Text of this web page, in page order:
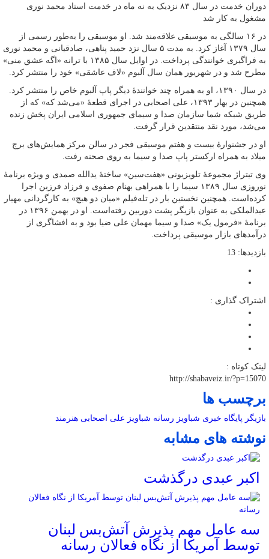
دوران خدمت در سال ۸۳ نزدیک به نه ماه در خدمت استاد محمد نوری
مشغول به کار شد
در ۱۶ سالگی به موسیقی علاقه‌مند شد. او موسیقی را به‌طور رسمی از
سال ۱۳۷۹ آغاز کرد. به مدت ۵ سال نزد حمید پناهی، صادقیانی و محمد نوری
به فراگیری خوانندگی پرداخت. در اوایل سال ۱۳۸۵ با ترانه «اگه عشق منی»
مطرح شد و در شهریور همان سال آلبوم «لاف عاشقی» خود را منتشر کرد.
در سال ۱۳۹۰، او به همراه چند خوانندهٔ دیگر پاپ آلبوم خاص را منتشر کرد.
همچنین در بهار ۱۳۹۳، علی اصحابی در اجرای قطعهٔ «می‌شد که» که از
طریق شبکه شما سازمان صدا و سیمای جمهوری اسلامی ایران پخش زنده
می‌شد، مورد نقد منتقدین قرار گرفت.
او در جشنوارهٔ بیست و هفتم موسیقی فجر در سالن مرکز همایش‌های برج
میلاد به همراه ارکستر پاپ صدا و سیما به روی صحنه رفت.
وی تیتراژ مجموعهٔ تلویزیونی «هفت‌سین» ساختهٔ یدالله صمدی و ویژه برنامهٔ
نوروزی سال ۱۳۸۹ سیما را با همراهی بهنام صفوی و فرزاد فرزین اجرا
کرده‌است. همچنین نخستین بار در تله‌فیلم «میان دو هیچ» به کارگردانی مهیار
عبدالملکی به عنوان بازیگر پشت دوربین رفته‌است. او در بهمن ۱۳۹۶ در
برنامهٔ «فرمول یک» صدا و سیما مهمان علی ضیا بود و به افشاگری از
درآمدهای بازار موسیقی پرداخت.
بازدیدها: 13
اشتراک گذاری :
لینک کوتاه :
http://shabaveiz.ir/?p=15070
برچسب ها
بازیگر پایگاه خبری شباویز رسانه شباویز علی اصحابی هنرمند
نوشته های مشابه
اکبر عبدی درگذشت
سه عامل مهم پذیرش آتش‌بس لبنان
توسط آمریکا از نگاه فعالان رسانه